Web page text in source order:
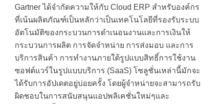
Gartner ได้จำกัดความให้กับ Cloud ERP สำหรับองค์กร
ที่เน้นผลิตภัณฑ์เป็นหลักว่าเป็นเทคโนโลยีที่รองรับระบบ
อัตโนมัติของกระบวนการดำเนอนงานและการเงินให้
กระบวนการผลิต การจัดจำหน่าย การส่งมอบ และการ
บริการสินค้า การทำงานภายใต้รูปแบบสิทธิ์การใช้งาน
ซอฟต์แวร์ในรูปแบบบริการ (SaaS) โซลูชั่นเหล่านี้มักจะ
ได้รับการอัปเดตอยู่บ่อยครั้ง โดยผู้จำหน่ายจะสามารถรับ
ผิดชอบในการสนับสนุนแอปพลิเคชั่นใหม่ๆและ